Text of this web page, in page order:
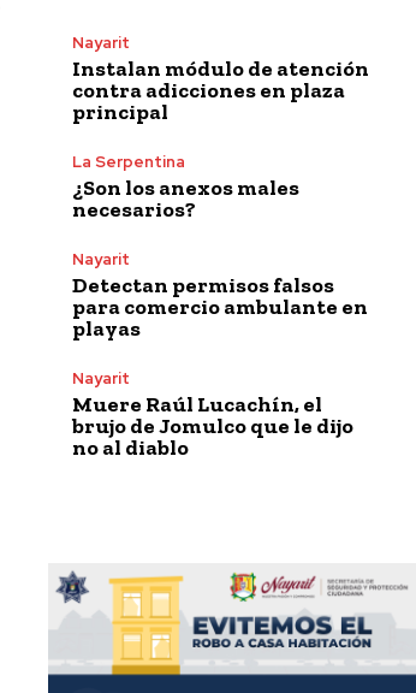
Nayarit
Instalan módulo de atención
contra adicciones en plaza
principal
La Serpentina
¿Son los anexos males
necesarios?
Nayarit
Detectan permisos falsos
para comercio ambulante en
playas
Nayarit
Muere Raúl Lucachín, el
brujo de Jomulco que le dijo
no al diablo